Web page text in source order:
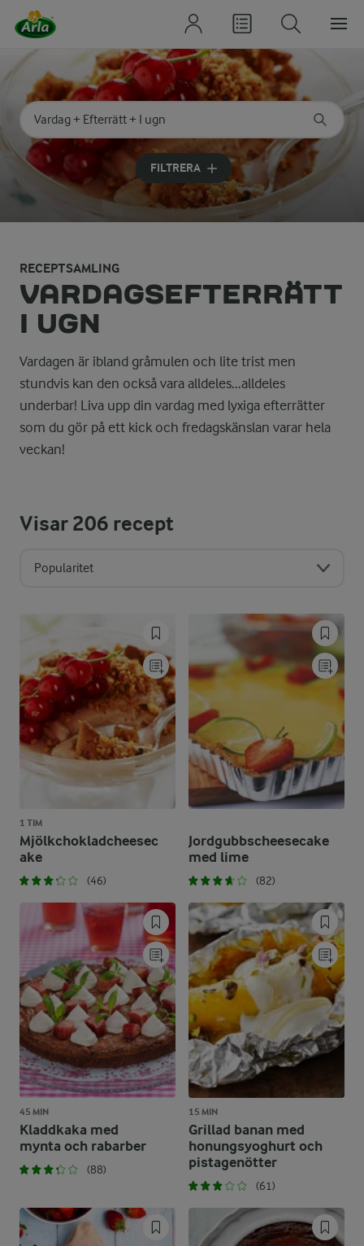
Sök på kategori eller ingrediens
Skriv in sökord för att få förslag
FILTRERA
RECEPTSAMLING
VARDAGSEFTERRÄTT
I UGN
Vardagen är ibland gråmulen och lite trist men
stundvis kan den också vara alldeles...alldeles
underbar! Liva upp din vardag med lyxiga efterrätter
som du gör på ett kick och fredagskänslan varar hela
veckan!
Visar206 recept
Popularitet
1 TIM
Mjölkchokladcheesec
ake
(46)
Jordgubbscheesecake
med lime
(82)
45 MIN
Kladdkaka med
mynta och rabarber
(88)
15 MIN
Grillad banan med
honungsyoghurt och
pistagenötter
(61)